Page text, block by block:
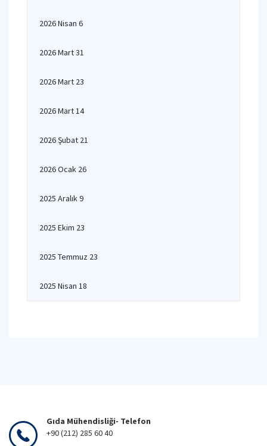
2026 Nisan 6
2026 Mart 31
2026 Mart 23
2026 Mart 14
2026 Şubat 21
2026 Ocak 26
2025 Aralık 9
2025 Ekim 23
2025 Temmuz 23
2025 Nisan 18
Gıda Mühendisliği- Telefon
+90 (212) 285 60 40